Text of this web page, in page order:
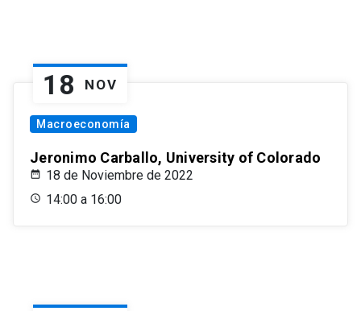
18 NOV
Macroeconomía
Jeronimo Carballo, University of Colorado
18 de Noviembre de 2022
14:00 a 16:00